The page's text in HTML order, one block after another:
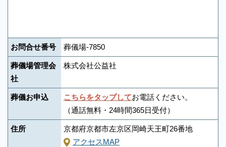
お問合せ番号 葬儀場-7850
葬儀場管理会
社
株式会社公益社
葬儀お申込 こちらをタップしてお電話ください。
（通話無料・24時間365日受付）
住所
京都府京都市左京区岡崎天王町26番地
アクセスMAP